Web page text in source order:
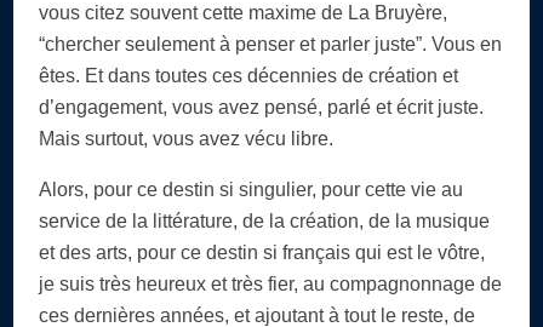
vous citez souvent cette maxime de La Bruyère,
“chercher seulement à penser et parler juste”. Vous en
êtes. Et dans toutes ces décennies de création et
d’engagement, vous avez pensé, parlé et écrit juste.
Mais surtout, vous avez vécu libre.
Alors, pour ce destin si singulier, pour cette vie au
service de la littérature, de la création, de la musique
et des arts, pour ce destin si français qui est le vôtre,
je suis très heureux et très fier, au compagnonnage de
ces dernières années, et ajoutant à tout le reste, de